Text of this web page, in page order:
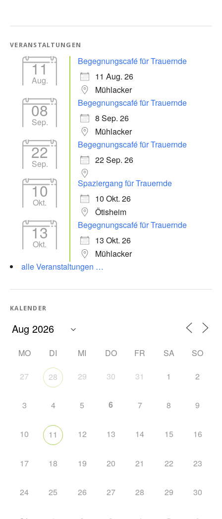
VERANSTALTUNGEN
11
Aug.
Begegnungscafé für Trauernde
11 Aug. 26
Mühlacker
08
Sep.
Begegnungscafé für Trauernde
8 Sep. 26
Mühlacker
22
Sep.
Begegnungscafé für Trauernde
22 Sep. 26
10
Okt.
Spaziergang für Trauernde
10 Okt. 26
Ötisheim
13
Okt.
Begegnungscafé für Trauernde
13 Okt. 26
Mühlacker
alle Veranstaltungen …
KALENDER
MO DI MI DO FR SA SO
27 28 29 30 31 1 2
3 4 5 6 7 8 9
10 11 12 13 14 15 16
17 18 19 20 21 22 23
24 25 26 27 28 29 30